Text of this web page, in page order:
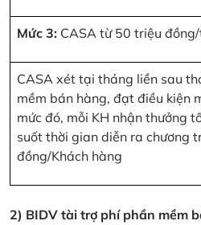
Mức 3: CASA từ 50 triệu
CASA xét tại tháng liền sau
mềm bán hàng, đạt điều kiện
mức đó, mỗi KH nhận thưởng
suốt thời gian diễn ra chương
đồng/Khách hàng
2) BIDV tài trợ phí phần mềm